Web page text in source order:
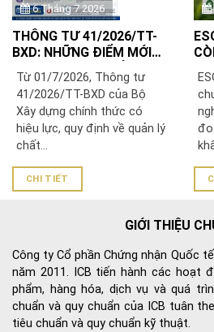
6 Tháng 7 2026
THÔNG TƯ 41/2026/TT-
BXD: NHỮNG ĐIỂM MỚI
DOANH NGHIỆP SẢN
XUẤT, NHẬP KHẨU VẬT
LIỆU XÂY DỰNG CẦN BIẾT
Từ 01/7/2026, Thông tư
41/2026/TT-BXD của Bộ
Xây dựng chính thức có
hiệu lực, quy định về quản lý
chất...
CHI TIẾT
GIỚI THIỆU
Công ty Cổ phần Chứng nhận Quốc
năm 2011. ICB tiến hành các hoạt
phẩm, hàng hóa, dịch vụ và quá
chuẩn và quy chuẩn của ICB tuân
tiêu chuẩn và quy chuẩn kỹ thuật.